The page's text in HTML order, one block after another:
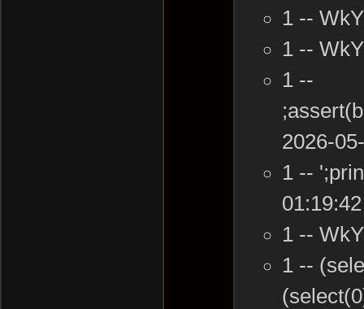
1 --
1 --
1 --
2026-
1 --
01:19:42
1 --
1 --